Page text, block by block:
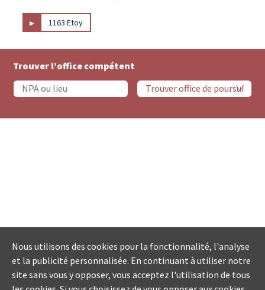
▸ 1163 Etoy
Trouver l’office compétent
Nous utilisons des cookies pour la fonctionnalité, l'analyse
et la publicité personnalisée. En continuant à utiliser notre
site sans vous y opposer, vous acceptez l'utilisation de tous